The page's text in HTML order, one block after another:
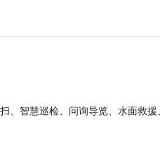
、智慧巡检、问询导览、水面救援